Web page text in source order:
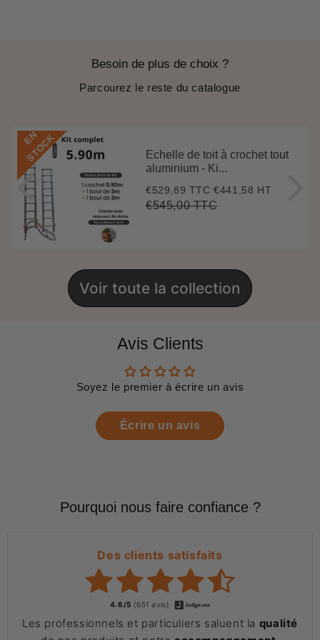
Besoin de plus de choix ?
Parcourez le reste du catalogue
E
N
S
T
O
C
K
Echelle de toit à crochet tout
aluminium - Ki...
Prix
réduit
€529,89 TTC€529,89
€441,58 HT
Prix
€545,00 TTC€545,00
Voir toute la collection
Avis Clients
Soyez le premier à écrire un avis
Écrire un avis
Pourquoi nous faire confiance ?
Des clients satisfaits
4.6/5 (651 avis)
Les professionnels et particuliers saluent la qualité